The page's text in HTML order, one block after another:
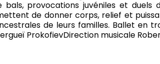
bals, provocations juvéniles et duels
de donner corps, relief et
de leurs familles. Ballet en
ProkofievDirection musicale